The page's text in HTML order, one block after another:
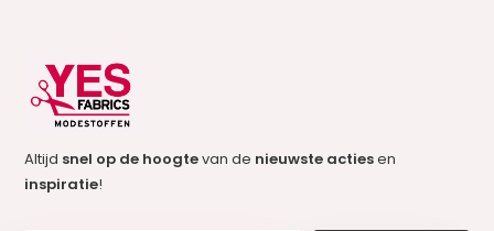
Altijd snel op de hoogtevan de nieuwste actiesen
inspiratie!